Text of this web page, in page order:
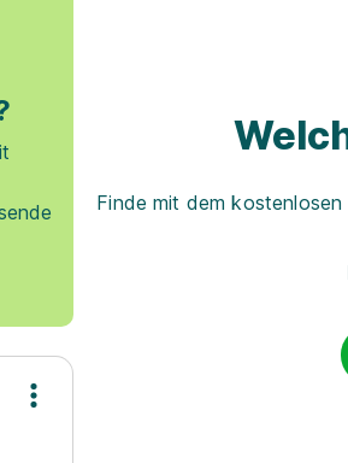
Finde mit dem